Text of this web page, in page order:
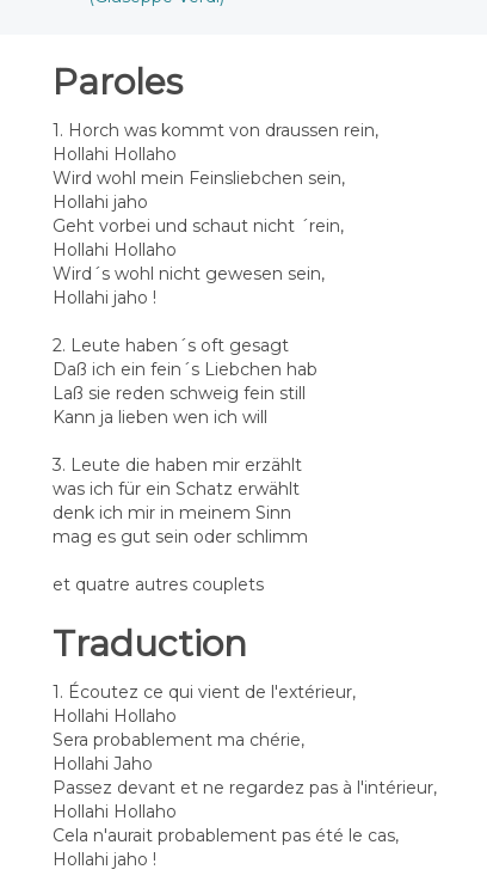
Paroles
1. Horch was kommt von draussen rein,
Hollahi Hollaho
Wird wohl mein Feinsliebchen sein,
Hollahi jaho
Geht vorbei und schaut nicht ´rein,
Hollahi Hollaho
Wird´s wohl nicht gewesen sein,
Hollahi jaho !
2. Leute haben´s oft gesagt
Daß ich ein fein´s Liebchen hab
Laß sie reden schweig fein still
Kann ja lieben wen ich will
3. Leute die haben mir erzählt
was ich für ein Schatz erwählt
denk ich mir in meinem Sinn
mag es gut sein oder schlimm
et quatre autres couplets
Traduction
1. Écoutez ce qui vient de l'extérieur,
Hollahi Hollaho
Sera probablement ma chérie,
Hollahi Jaho
Passez devant et ne regardez pas à l'intérieur,
Hollahi Hollaho
Cela n'aurait probablement pas été le cas,
Hollahi jaho !